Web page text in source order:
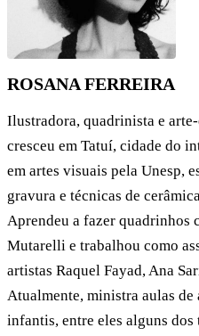
ROSANA FERREIRA
Ilustradora, quadrinista e
cresceu em Tatuí, cidade do
em artes visuais pela Unesp,
gravura e técnicas de
Aprendeu a fazer quadrinhos
Mutarelli e trabalhou como
artistas Raquel Fayad, Ana
Atualmente, ministra aulas
infantis, entre eles alguns